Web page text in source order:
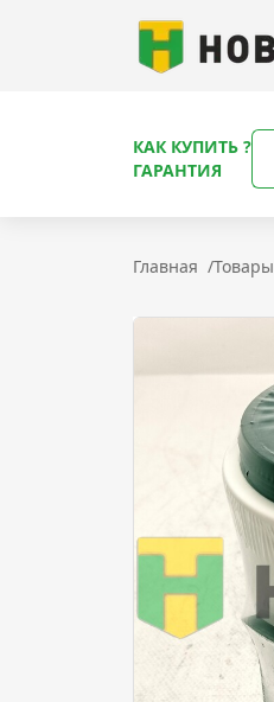
КАК КУПИТЬ ?
ГАРАНТИЯ
Главная /Товары